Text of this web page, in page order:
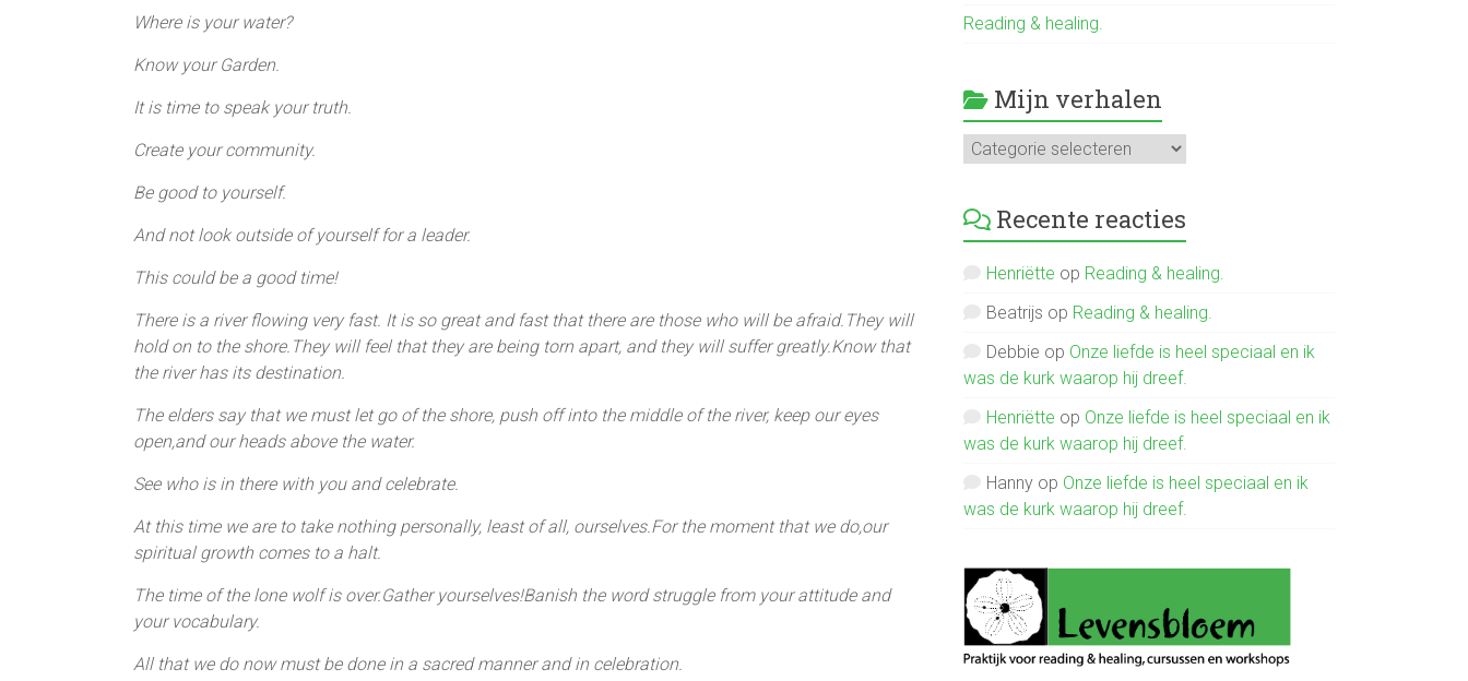
Where is your water?
Know your Garden.
It is time to speak your truth.
Create your community.
Be good to yourself.
And not look outside of yourself for a leader.
This could be a good time!
There is a river flowing very fast. It is so great and fast that there are those who will be afraid.They will
hold on to the shore.They will feel that they are being torn apart, and they will suffer greatly.Know that
the river has its destination.
The elders say that we must let go of the shore, push off into the middle of the river, keep our eyes
open,and our heads above the water.
See who is in there with you and celebrate.
At this time we are to take nothing personally, least of all, ourselves.For the moment that we do,our
spiritual growth comes to a halt.
The time of the lone wolf is over.Gather yourselves!Banish the word struggle from your attitude and
your vocabulary.
All that we do now must be done in a sacred manner and in celebration.
Reading & healing.
Mijn verhalen
Mijn
verhalen
Recente reacties
Henriëtte op Reading & healing.
Beatrijs op Reading & healing.
Debbie op Onze liefde is heel speciaal en ik
was de kurk waarop hij dreef.
Henriëtte op Onze liefde is heel speciaal en ik
was de kurk waarop hij dreef.
Hanny op Onze liefde is heel speciaal en ik
was de kurk waarop hij dreef.